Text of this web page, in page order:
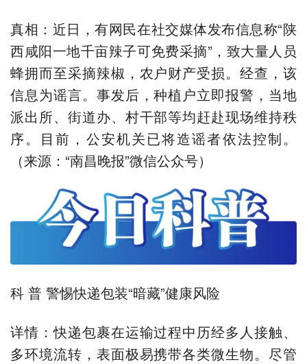
真相：近日，有网民在社交媒体发布信息称“陕
西咸阳一地千亩辣子可免费采摘”，致大量人员
蜂拥而至采摘辣椒，农户财产受损。经查，该
信息为谣言。事发后，种植户立即报警，当地
派出所、街道办、村干部等均赶赴现场维持秩
序。目前，公安机关已将造谣者依法控制。
（来源：“南昌晚报”微信公众号）
科 普 警惕快递包装“暗藏”健康风险
详情：快递包裹在运输过程中历经多人接触、
多环境流转，表面极易携带各类微生物。尽管